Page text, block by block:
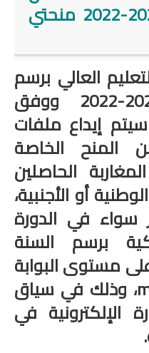
التفتيش
عن بعد
المنحة الجامعية 2021-2022 منحتي
العالي برسم
السنة الجامعية 2021-2022 ووفق
سيتم إيداع ملفات
المنح الخاصة
الحاصلين
أو الأجنبية،
سواء في الدورة
برسم السنة
2020-2021، على مستوى البوابة
الإلكترونية minhaty.ma، وذلك في سياق
الإلكترونية في